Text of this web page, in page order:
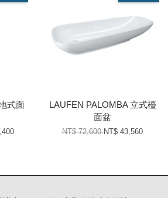
式面
LAUFEN PALOMBA 立式檯
面盆
NT$ 72,600NT$ 43,560